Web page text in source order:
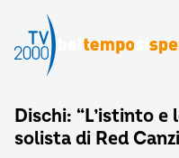
Dischi: “L’istinto e
solista di Red